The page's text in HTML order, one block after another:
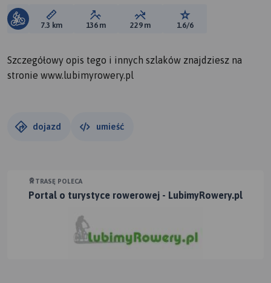
Długość trasy:
7.3 km Suma przewyższeń:
136 m Suma spadków:
229 m Ocena trasy:
1.6/6
Szczegółowy opis tego i innych szlaków znajdziesz na
stronie www.lubimyrowery.pl
dojazd umieść
TRASĘ POLECA
Portal o turystyce rowerowej - LubimyRowery.pl